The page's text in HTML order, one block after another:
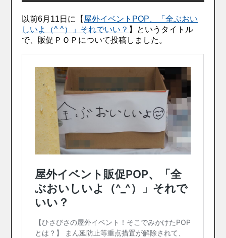
以前6月11日に【 屋外イベントPOP、「全ぶおい
しいよ（^ ^）」それでいい？ 】というタイトル
で、販促ＰＯＰについて投稿しました。